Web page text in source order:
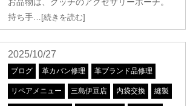
持ち手…[続きを読む]
2025/10/27
ブログ 革カバン修理 革ブランド品修理
リペアメニュー 三島伊豆店 内袋交換 縫製